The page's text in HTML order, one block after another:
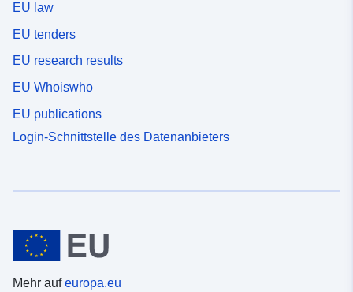
EU law
EU tenders
EU research results
EU Whoiswho
EU publications
Login-Schnittstelle des Datenanbieters
Mehr aufeuropa.eu